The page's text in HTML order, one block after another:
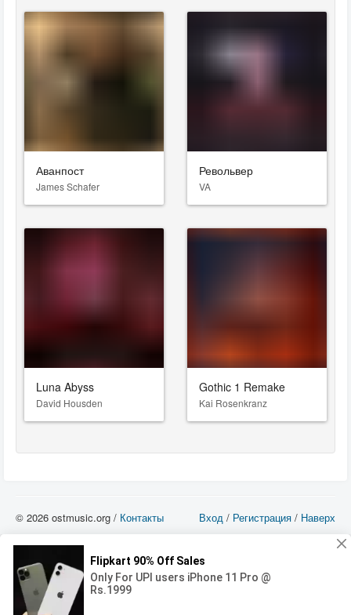
Аванпост
James Schafer
Револьвер
VA
Luna Abyss
David Housden
Gothic 1 Remake
Kai Rosenkranz
Вход / Регистрация / Наверх
© 2026 ostmusic.org / Контакты
можете использовать такие материалы только в том в случае, если
использование производится с ознакомительными целями - для прочих целей
вы должны приобрести лицензионную запись.